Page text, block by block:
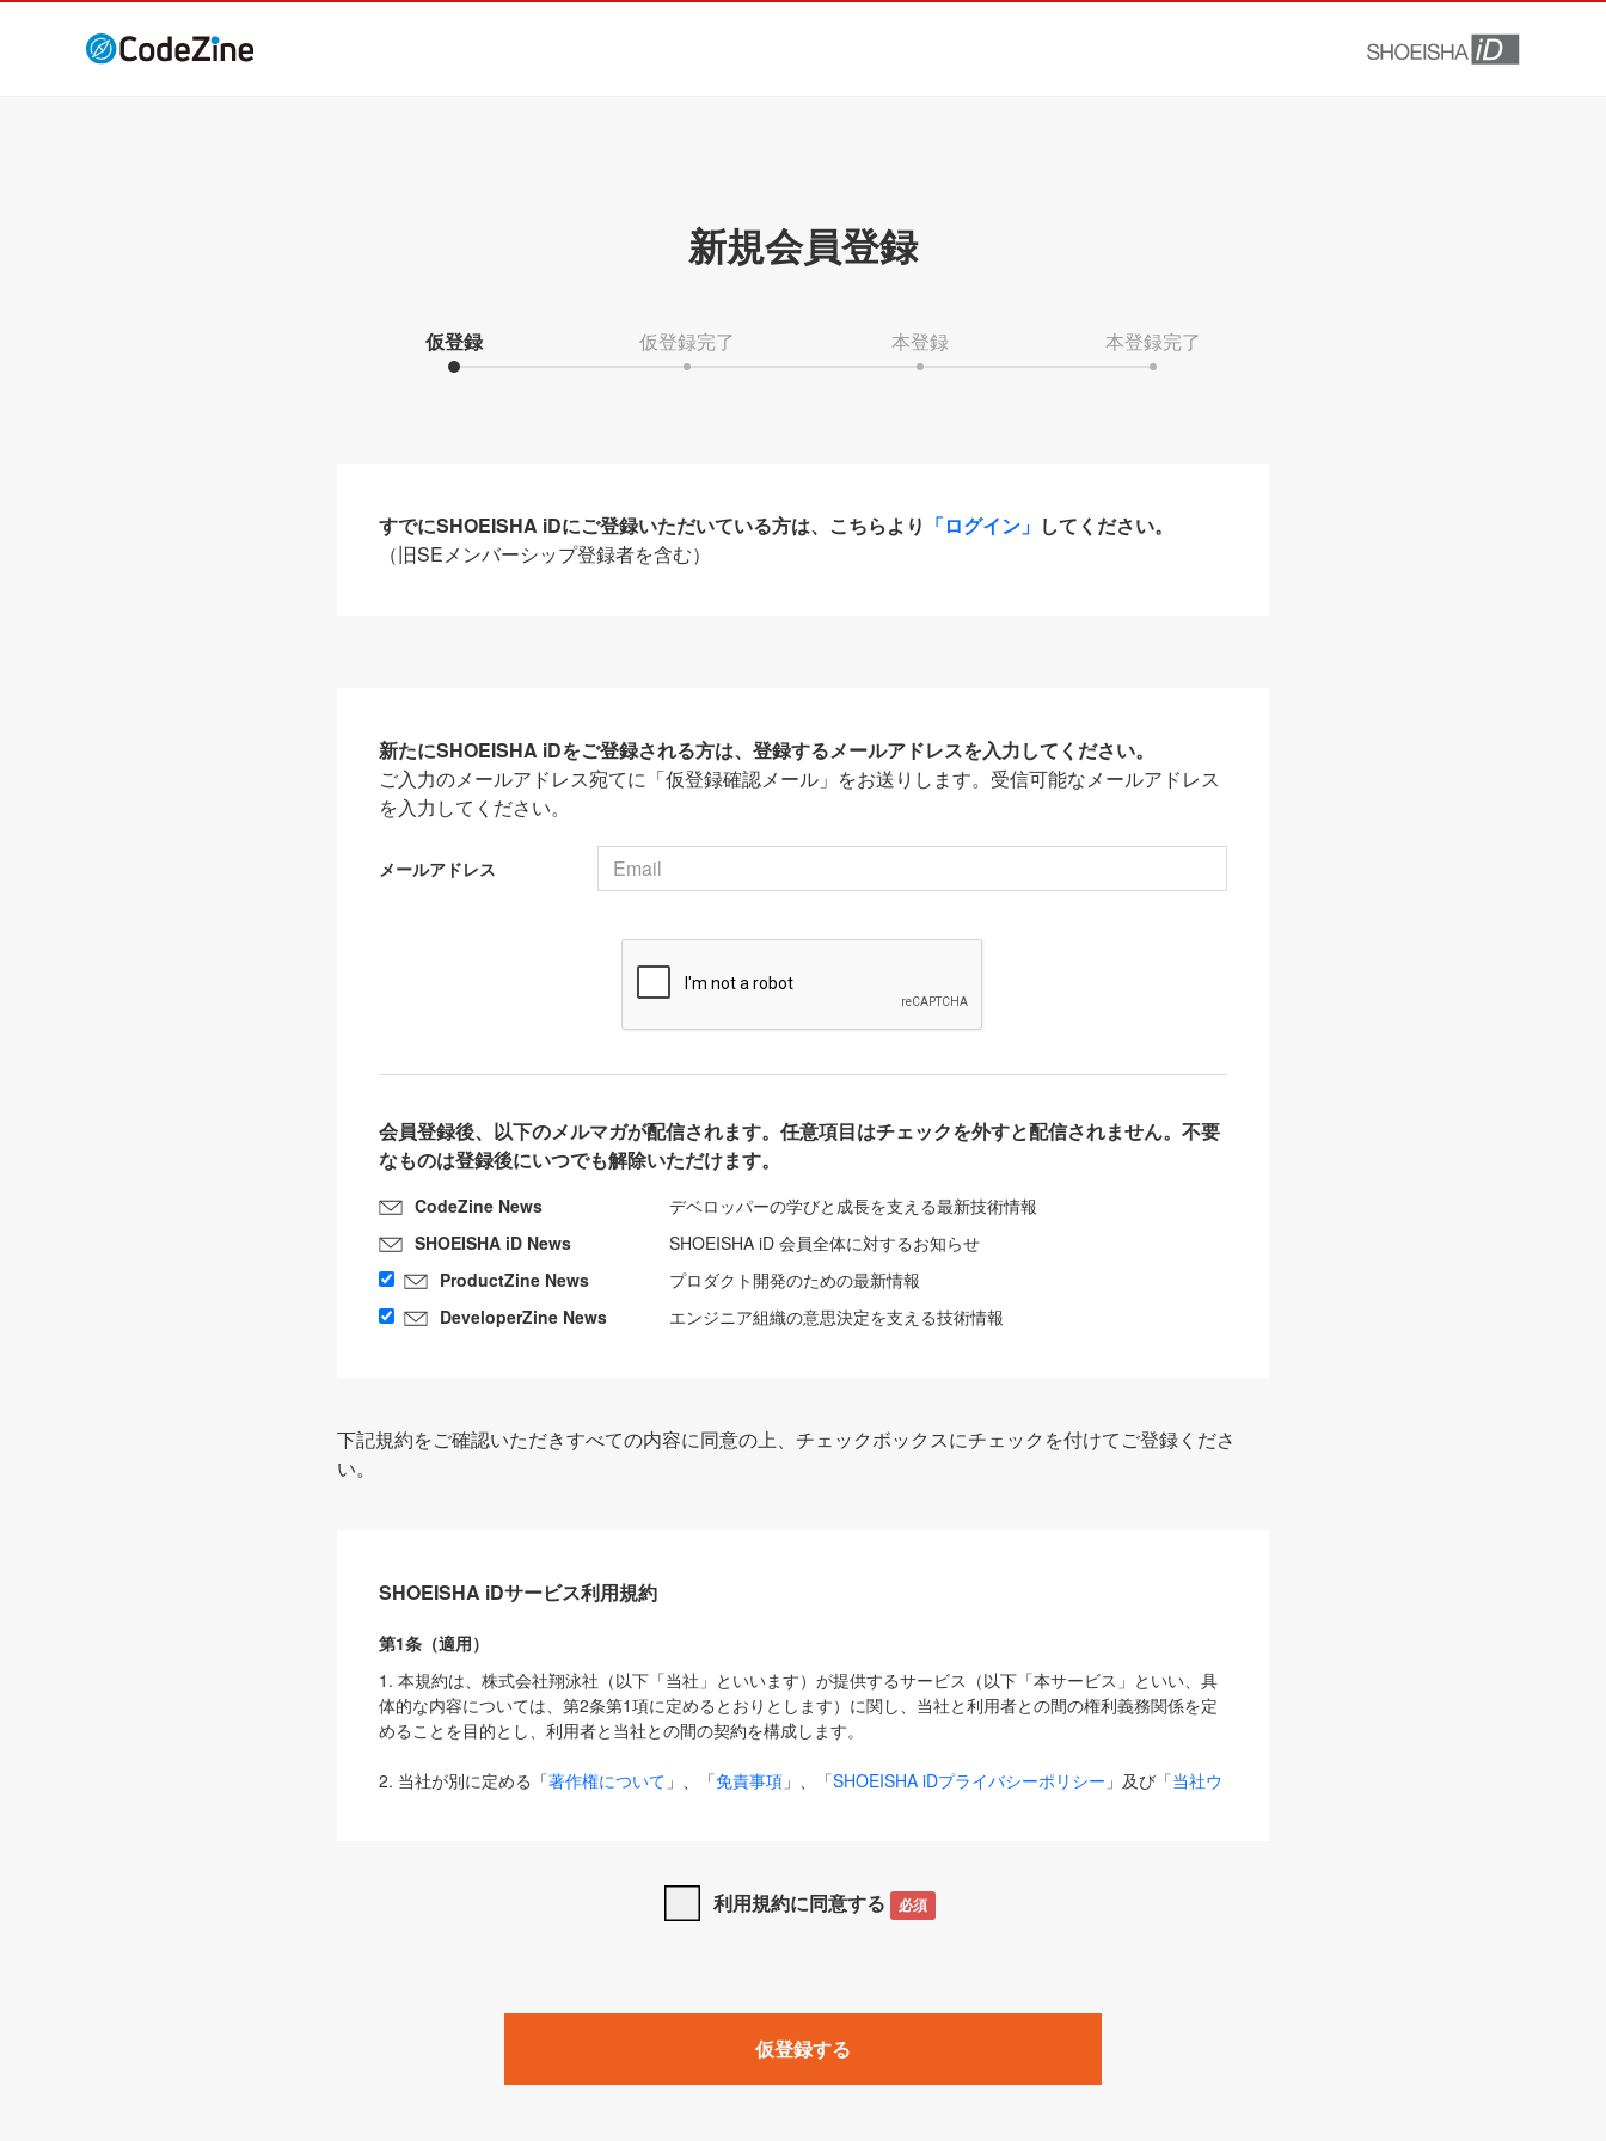
新規会員登録
仮登録 仮登録完了 本登録 本登録完了
すでにSHOEISHA iDにご登録いただいている方は、こちらより 「ログイン」 してください。
（旧SEメンバーシップ登録者を含む）
新たにSHOEISHA iDをご登録される方は、登録するメールアドレスを入力してください。
ご入力のメールアドレス宛てに「仮登録確認メール」をお送りします。受信可能なメールアドレス
を入力してください。
メールアドレス
会員登録後、以下のメルマガが配信されます。任意項目はチェックを外すと配信されません。不要
なものは登録後にいつでも解除いただけます。
CodeZine News
デベロッパーの学びと成長を支える最新技術情報
SHOEISHA iD News
SHOEISHA iD 会員全体に対するお知らせ
ProductZine News
プロダクト開発のための最新情報
DeveloperZine News
エンジニア組織の意思決定を支える技術情報
下記規約をご確認いただきすべての内容に同意の上、チェックボックスにチェックを付けてご登録くださ
い。
SHOEISHA iDサービス利用規約
第1条（適用）
1. 本規約は、株式会社翔泳社（以下「当社」といいます）が提供するサービス（以下「本サービス」といい、具
体的な内容については、第2条第1項に定めるとおりとします）に関し、当社と利用者との間の権利義務関係を定
めることを目的とし、利用者と当社との間の契約を構成します。
2. 当社が別に定める「著作権について 」、「免責事項 」、「SHOEISHA iDプライバシーポリシー 」及び「当社ウ
は、本規約の規定が優先して適用されるものとします。
1. 「本サービス」とは、当社が提供する以下のサービス（名称や内容が変更された場合、変更後のサービスを含
みます）及びこれらサービスに関連して当社が実施するイベントやキャンペーンをいいます。
「SEBook」「SEShop」「CodeZine」「MarkeZine」「EnterpriseZine」「ECzine」「Biz/Zine」「HRzine」
利用規約に同意する 必須
仮登録する